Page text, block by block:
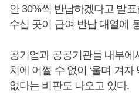
안 30%씩 반납하겠다고 발
수십 곳이 급여 반납 대열에
공기업과 공공기관들 내부에
치에 어쩔 수 없이 ‘울며 겨자
없다는 비판도 나오고 있다.